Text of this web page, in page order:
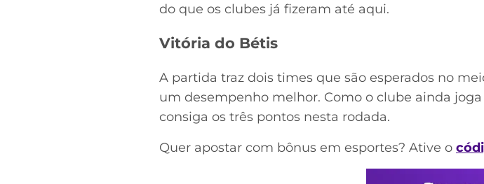
do que os clubes já fizeram até aqui.
Vitória do Bétis
A partida traz dois times que são esperados no
um desempenho melhor. Como o clube ainda
consiga os três pontos nesta rodada.
Quer apostar com bônus em esportes? Ative o